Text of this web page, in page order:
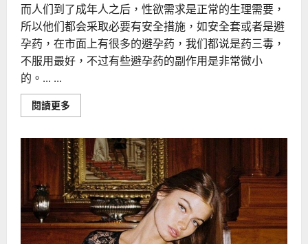
而人们到了成年人之后，性欲需求是正常的生理需要，
所以他们都会采取必要有安全措施，如安全套或者是避
孕药，在市面上有很多的避孕药，我们都说是药三毒，
不服用最好，不过有些避孕药的副作用是非常微小
的。... ...
閱讀更多
more
么
避
孕
药
没
有
副
作
用